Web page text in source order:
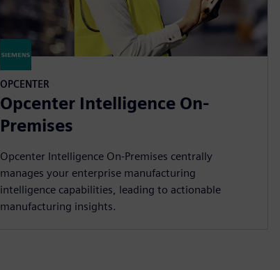
OPCENTER
Opcenter Intelligence On-
Premises
Opcenter Intelligence On-Premises centrally
manages your enterprise manufacturing
intelligence capabilities, leading to actionable
manufacturing insights.